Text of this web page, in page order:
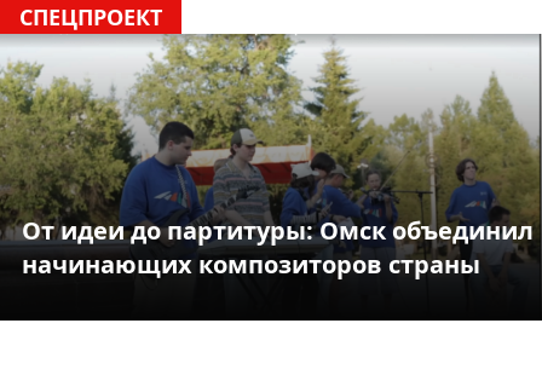
СПЕЦПРОЕКТ
От идеи до партитуры: Омск объединил
начинающих композиторов страны